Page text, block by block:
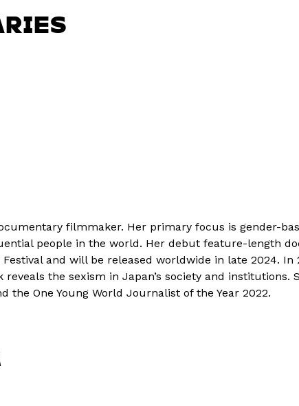
filmmaker. Her primary focus is gender-
people in the world. Her debut feature-length
and will be released worldwide in late 2024. ​​In
the sexism in Japan’s society and institutions.
the One Young World Journalist of the Year 2022.